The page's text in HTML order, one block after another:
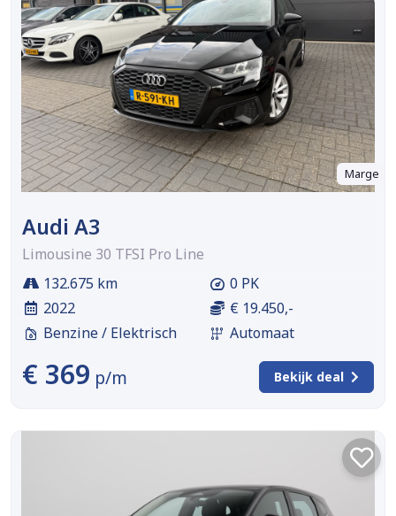
Marge
Audi A3
Limousine 30 TFSI Pro Line
132.675 km
2022
Benzine / Elektrisch
0 PK
€ 19.450,-
Automaat
€ 369 p/m Bekijk deal